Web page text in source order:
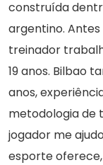
construída
argentino.
treinador
19 anos. Bilbao
anos,
metodologia de
jogador me
esporte